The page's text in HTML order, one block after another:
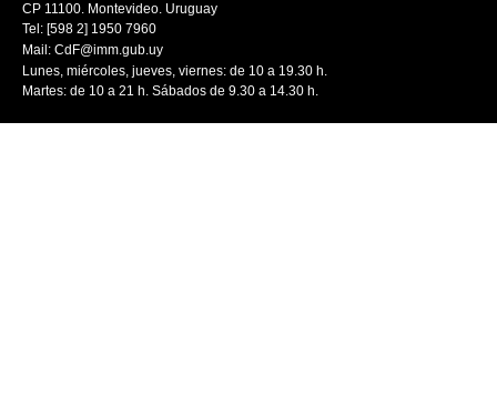
CP 11100. Montevideo. Uruguay
Tel: [598 2] 1950 7960
Mail: CdF@imm.gub.uy
Lunes, miércoles, jueves, viernes: de 10 a 19.30 h.
Martes: de 10 a 21 h. Sábados de 9.30 a 14.30 h.